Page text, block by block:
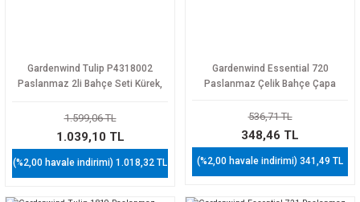
Gardenwind Tulip P4318002
Paslanmaz 2li Bahçe Seti Kürek,
1.599,06 TL
1.039,10 TL
(%2,00 havale indirimi) 1.018,32 TL
Gardenwind Essential 720
Paslanmaz Çelik Bahçe Çapa
536,71 TL
348,46 TL
(%2,00 havale indirimi) 341,49 TL